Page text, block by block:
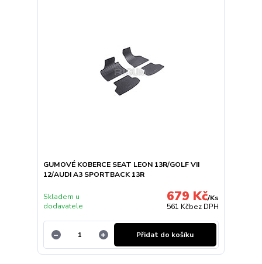
GUMOVÉ KOBERCE SEAT LEON 13R/GOLF VII
12/AUDI A3 SPORTBACK 13R
679 Kč/Ks
561 Kčbez DPH
Skladem u
dodavatele
Přidat do košíku